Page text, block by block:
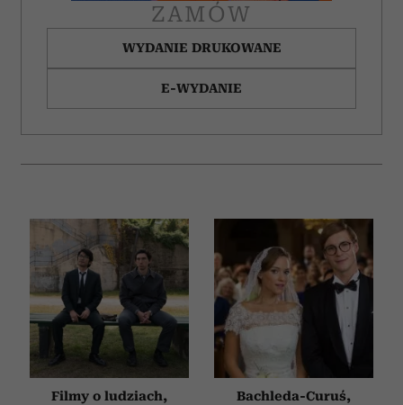
ZAMÓW
WYDANIE DRUKOWANE
E-WYDANIE
Filmy o ludziach,
Bachleda-Curuś,